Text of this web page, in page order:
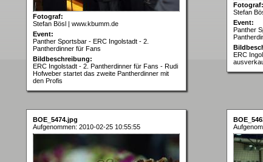
Fotograf:
Stefan Bösl | www.kbumm.de
Event:
Panther Sportsbar - ERC Ingolstadt - 2.
Pantherdinner für Fans
Bildbeschreibung:
ERC Ingolstadt - 2. Pantherdinner für Fans - Rudi
Hofweber startet das zweite Pantherdinner mit
den Profis
Fotograf:
Stefan
Event:
Panther
ERC
BOE_5474.jpg
Aufgenommen: 2010-02-25 10:55:55